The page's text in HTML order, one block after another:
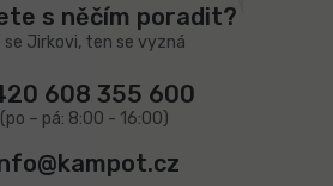
s něčím poradit?
se Jirkovi, ten se vyzná
608 355 600